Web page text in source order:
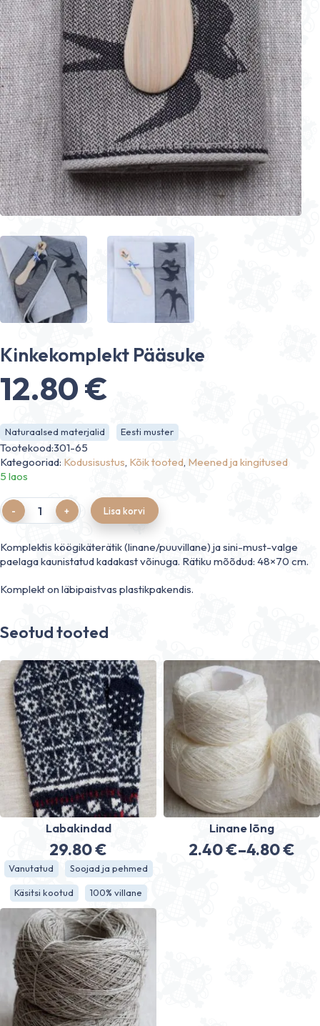
Kinkekomplekt Pääsuke
12.80€
Naturaalsed materjalid Eesti muster
Tootekood:301-65
Kategooriad: Kodusisustus, Kõik tooted, Meened ja kingitused
5 laos
Quantity Lisa korvi
Komplektis köögikäterätik (linane/puuvillane) ja sini-must-valge
paelaga kaunistatud kadakast võinuga. Rätiku mõõdud: 48×70 cm.
Komplekt on läbipaistvas plastikpakendis.
Seotud tooted
Labakindad
29.80€
Vanutatud Soojad ja pehmed
Käsitsi kootud 100% villane
Linane lõng
2.40€–4.80€